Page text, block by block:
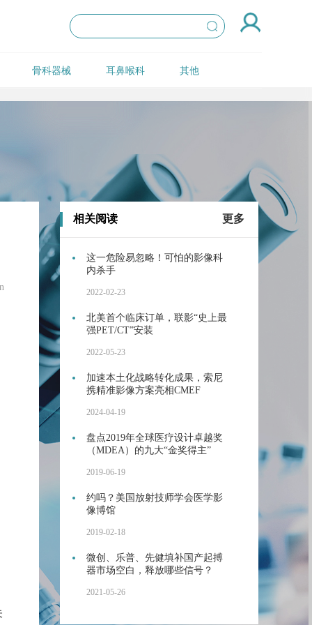
骨科器械 耳鼻喉科 其他
相关阅读 更多
这一危险易忽略！可怕的影像科
内杀手
2022-02-23
北美首个临床订单，联影“史上最
强PET/CT”安装
2022-05-23
加速本土化战略转化成果，索尼
携精准影像方案亮相CMEF
2024-04-19
盘点2019年全球医疗设计卓越奖
（MDEA）的九大“金奖得主”
2019-06-19
约吗？美国放射技师学会医学影
像博馆
2019-02-18
微创、乐普、先健填补国产起搏
器市场空白，释放哪些信号？
2021-05-26